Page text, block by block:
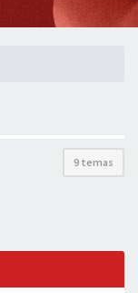
9 temas